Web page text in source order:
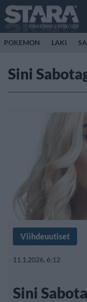
POKEMON LAKI
Sini
Viihdeuutiset
11.1.2026, 6:12
Sini